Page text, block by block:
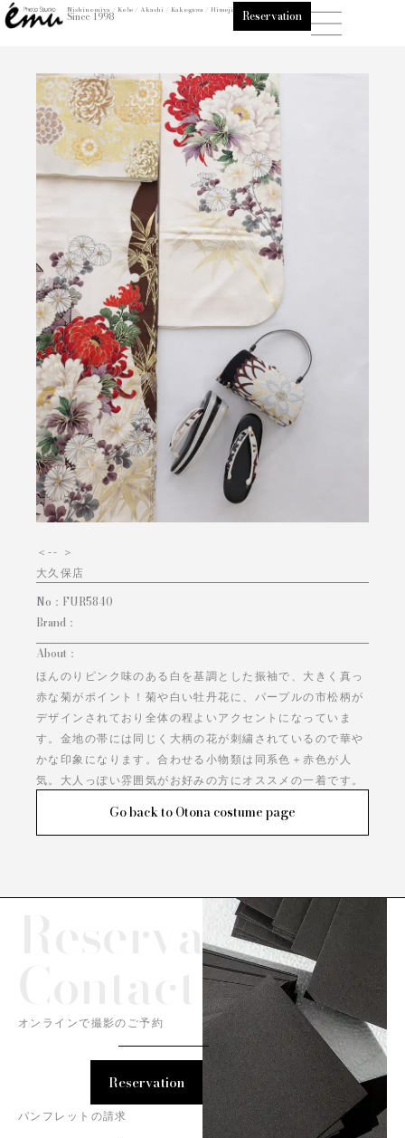
内
容
Nishinomiya / Kobe / Akashi / Kakogawa / Himeji
Since 1998 Reservation
＜-- ＞
大久保店
No： FUR5840
Brand：
About：
ほんのりピンク味のある白を基調とした振袖で、大きく真っ
赤な菊がポイント！菊や白い牡丹花に、パープルの市松柄が
デザインされており全体の程よいアクセントになっていま
す。金地の帯には同じく大柄の花が刺繍されているので華や
かな印象になります。合わせる小物類は同系色＋赤色が人
気。大人っぽい雰囲気がお好みの方にオススメの一着です。
Go back to Otona costume page
Reservation/
オンラインで撮影のご予約
Reservation
パンフレットの請求